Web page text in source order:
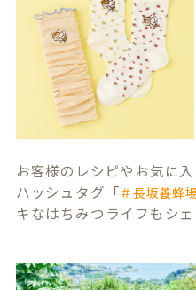
お客様のレシピやお気に
ハッシュタグ「＃長坂養蜂場
キなはちみつライフもシ